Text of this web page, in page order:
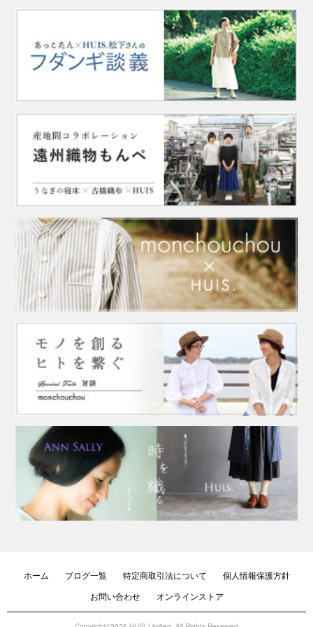
ホーム ブログ一覧 特定商取引法について
個人情報保護方針
お問い合わせ
オンラインストア